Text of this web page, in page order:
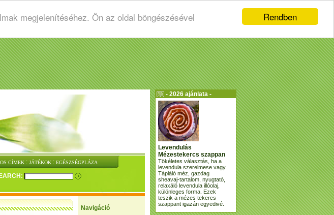
Rendben
megjelenítéséhez. Ön az oldal böngészésével
CÍMEK : JÁTÉKOK : EGÉSZSÉGPLÁZA
Navigáció
- 2026 ajánlata -
Levendulás
Mézestekercs szappan
Tökéletes választás, ha a
levendula szerelmese vagy.
Tápláló méz, gazdag
sheavaj-tartalom, nyugtató,
relaxáló levendula illóolaj,
különleges forma. Ezek
teszik a mézes tekercs
szappant igazán egyedivé.